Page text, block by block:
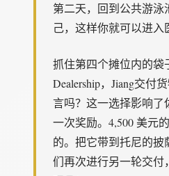
第二天，回到公共游泳
己，这样你就可以进入
抓住第四个摊位内的袋
Dealership，Jiang交付
言吗？这一选择影响了
一次奖励。4,500 美元
的。把它带到托尼的披
们再次进行另一轮交付